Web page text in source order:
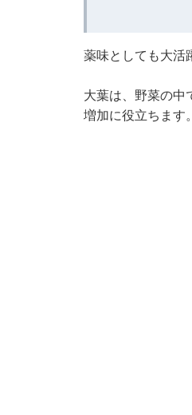
薬味としても大活
大葉は、野菜の中
増加に役立ちます。